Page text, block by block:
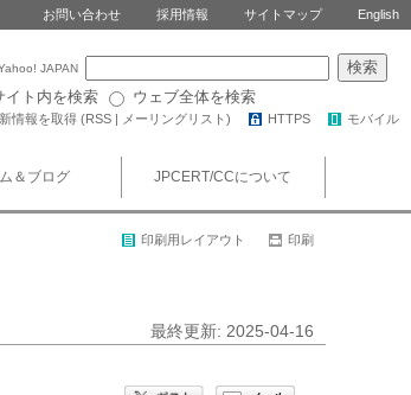
お問い合わせ 採用情報 サイトマップ English
JAPAN
イト内を検索 ウェブ全体を検索
情報を取得 (RSS | メーリングリスト ) HTTPS モバイル
＆ブログ JPCERT/CCについて
印刷用レイアウト 印刷
最終更新: 2025-04-16